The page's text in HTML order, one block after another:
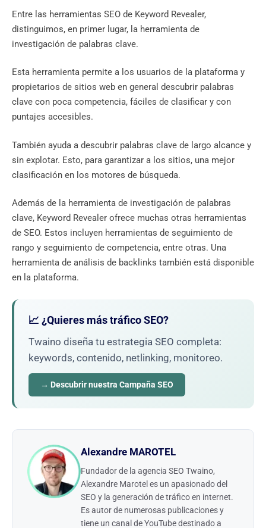
Entre las herramientas SEO de Keyword Revealer,
distinguimos, en primer lugar, la herramienta de
investigación de palabras clave.
Esta herramienta permite a los usuarios de la plataforma y
propietarios de sitios web en general descubrir palabras
clave con poca competencia, fáciles de clasificar y con
puntajes accesibles.
También ayuda a descubrir palabras clave de largo alcance y
sin explotar. Esto, para garantizar a los sitios, una mejor
clasificación en los motores de búsqueda.
Además de la herramienta de investigación de palabras
clave, Keyword Revealer ofrece muchas otras herramientas
de SEO. Estos incluyen herramientas de seguimiento de
rango y seguimiento de competencia, entre otras. Una
herramienta de análisis de backlinks también está disponible
en la plataforma.
📈 ¿Quieres más tráfico SEO?
Twaino diseña tu estrategia SEO completa:
keywords, contenido, netlinking, monitoreo.
→ Descubrir nuestra Campaña SEO
Alexandre MAROTEL
Fundador de la agencia SEO Twaino,
Alexandre Marotel es un apasionado del
SEO y la generación de tráfico en internet.
Es autor de numerosas publicaciones y
tiene un canal de YouTube destinado a